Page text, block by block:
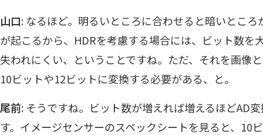
山口: なるほど。明るいところに合わせると暗いとこ
が起こるから、HDRを考慮する場合には、ビット数を
失われにくい、ということですね。ただ、それを画像
10ビットや12ビットに変換する必要がある、と。
尾前: そうですね。ビット数が増えれば増えるほどAD
す。イメージセンサーのスペックシートを見ると、10